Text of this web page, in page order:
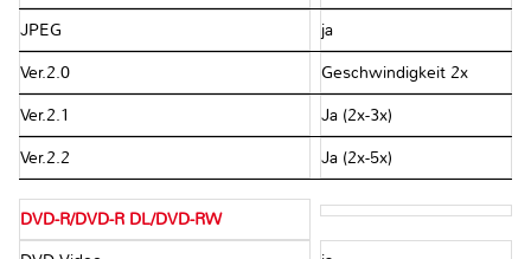
JPEG ja
Ver.2.0 Geschwindigkeit 2x
Ver.2.1 Ja (2x-3x)
Ver.2.2 Ja (2x-5x)
DVD-R/DVD-R DL/DVD-RW